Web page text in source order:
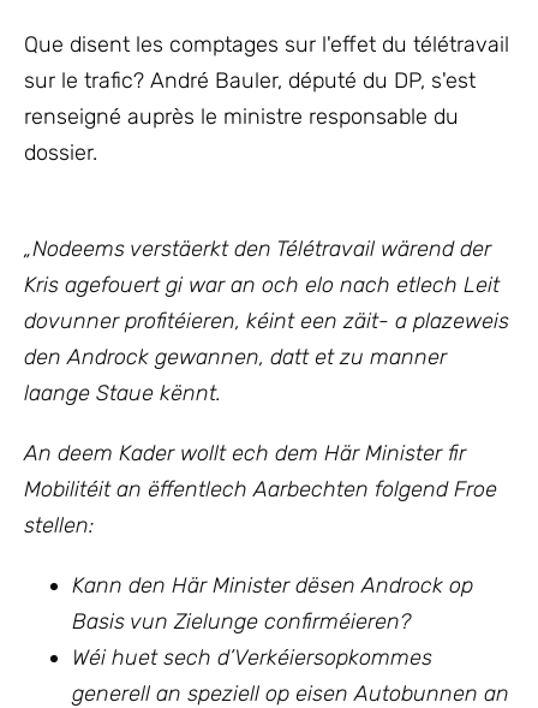
Que disent les comptages sur l'effet du télétravail
sur le trafic? André Bauler, député du DP, s'est
renseigné auprès le ministre responsable du
dossier.
„Nodeems verstäerkt den Télétravail wärend der
Kris agefouert gi war an och elo nach etlech Leit
dovunner profitéieren, kéint een zäit- a plazeweis
den Androck gewannen, datt et zu manner
laange Staue kënnt.
An deem Kader wollt ech dem Här Minister fir
Mobilitéit an ëffentlech Aarbechten folgend Froe
stellen:
Kann den Här Minister dësen Androck op
Basis vun Zielunge confirméieren?
Wéi huet sech d’Verkéiersopkommes
generell an speziell op eisen Autobunnen an